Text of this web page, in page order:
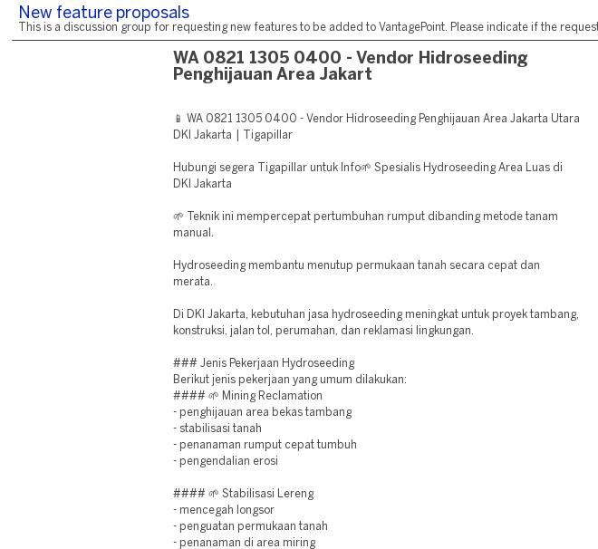
New feature proposals
This is a discussion group for requesting new features to be added to VantagePoint. Please indicate if the
WA 0821 1305 0400 - Vendor Hidroseeding
Penghijauan Area Jakart
📱 WA 0821 1305 0400 - Vendor Hidroseeding Penghijauan Area Jakarta Utara
DKI Jakarta | Tigapillar
Hubungi segera Tigapillar untuk Info🌱 Spesialis Hydroseeding Area Luas di
DKI Jakarta
🌱 Teknik ini mempercepat pertumbuhan rumput dibanding metode tanam
manual.
Hydroseeding membantu menutup permukaan tanah secara cepat dan
merata.
Di DKI Jakarta, kebutuhan jasa hydroseeding meningkat untuk proyek tambang,
konstruksi, jalan tol, perumahan, dan reklamasi lingkungan.
### Jenis Pekerjaan Hydroseeding
Berikut jenis pekerjaan yang umum dilakukan:
#### 🌱 Mining Reclamation
- penghijauan area bekas tambang
- stabilisasi tanah
- penanaman rumput cepat tumbuh
- pengendalian erosi
#### 🌱 Stabilisasi Lereng
- mencegah longsor
- penguatan permukaan tanah
- penanaman di area miring